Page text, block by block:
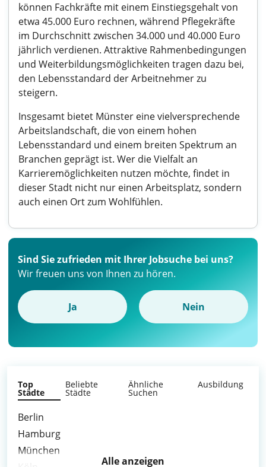
können Fachkräfte mit einem Einstiegsgehalt von
etwa 45.000 Euro rechnen, während Pflegekräfte
im Durchschnitt zwischen 34.000 und 40.000 Euro
jährlich verdienen. Attraktive Rahmenbedingungen
und Weiterbildungsmöglichkeiten tragen dazu bei,
den Lebensstandard der Arbeitnehmer zu
steigern.
Insgesamt bietet Münster eine vielversprechende
Arbeitslandschaft, die von einem hohen
Lebensstandard und einem breiten Spektrum an
Branchen geprägt ist. Wer die Vielfalt an
Karrieremöglichkeiten nutzen möchte, findet in
dieser Stadt nicht nur einen Arbeitsplatz, sondern
auch einen Ort zum Wohlfühlen.
Sind Sie zufrieden mit Ihrer Jobsuche bei uns?
Wir freuen uns von Ihnen zu hören.
Ja Nein
Top
Städte
Beliebte
Städte
Ähnliche
Suchen
Ausbildung
Berlin
Hamburg
München
Alle anzeigen